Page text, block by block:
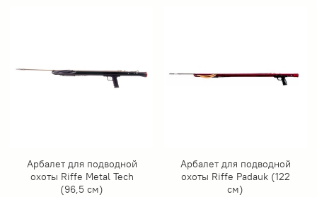
Арбалет для подводной
охоты Riffe Metal Tech
(96,5 см)
Арбалет для подводной
охоты Riffe Padauk (122
см)